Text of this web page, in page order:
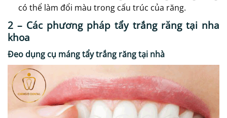
có thể làm đổi màu trong cấu trúc của răng.
2 – Các phương pháp tẩy trắng răng tại nha
khoa
Đeo dụng cụ máng tẩy trắng răng tại nhà